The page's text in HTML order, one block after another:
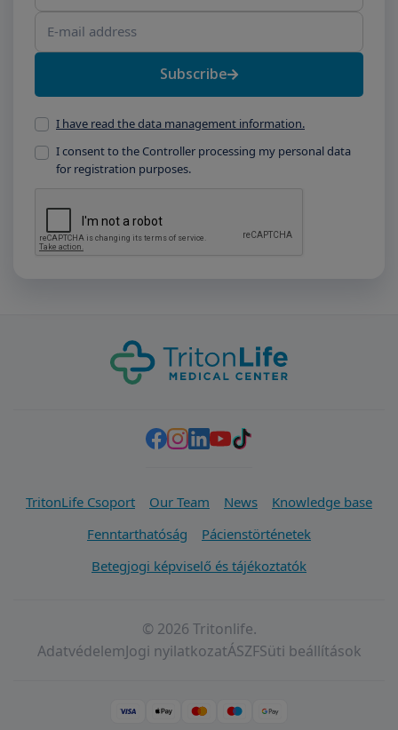
Subscribe
I have read the data management information.
I consent to the Controller processing my personal data
for registration purposes.
TritonLife Csoport Our Team News
Knowledge base
Fenntarthatóság
Pácienstörténetek
Betegjogi képviselő és tájékoztatók
© 2026 Tritonlife.
AdatvédelemJogi nyilatkozatÁSZFSüti beállítások